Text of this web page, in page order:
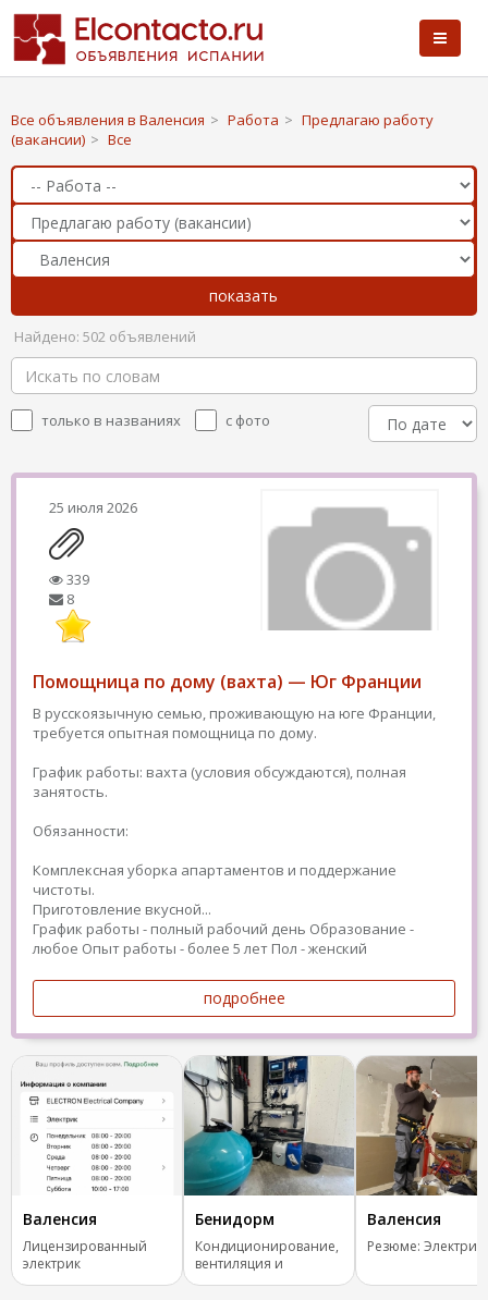
Все объявления в Валенсия > Работа > Предлагаю работу
(вакансии) > Все
Найдено: 502 объявлений
только в названиях с фото
25 июля 2026
339
8
Помощница по дому (вахта) — Юг Франции
В русскоязычную семью, проживающую на юге Франции,
требуется опытная помощница по дому.
График работы: вахта (условия обсуждаются), полная
занятость.
Обязанности:
Комплексная уборка апартаментов и поддержание
чистоты.
Приготовление вкусной...
График работы - полный рабочий день Образование -
любое Опыт работы - более 5 лет Пол - женский
подробнее
Валенсия
Лицензированный
электрик
Бенидорм
Кондиционирование,
вентиляция и
отопление.
Валенсия
Резюме: Электрик